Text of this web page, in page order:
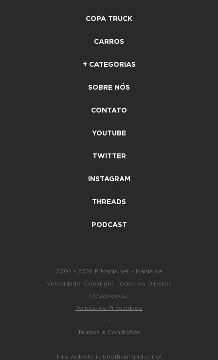
COPA TRUCK
CARROS
+ CATEGORIAS
SOBRE NÓS
CONTATO
YOUTUBE
TWITTER
INSTAGRAM
THREADS
PODCAST
2002 - 2026 F1Mania.net - Mania de
Velocidade. Copyright. Todos os Direitos
Reservados.
Política de Privacidade
-
Termos e Condições
This website is unofficial and is not